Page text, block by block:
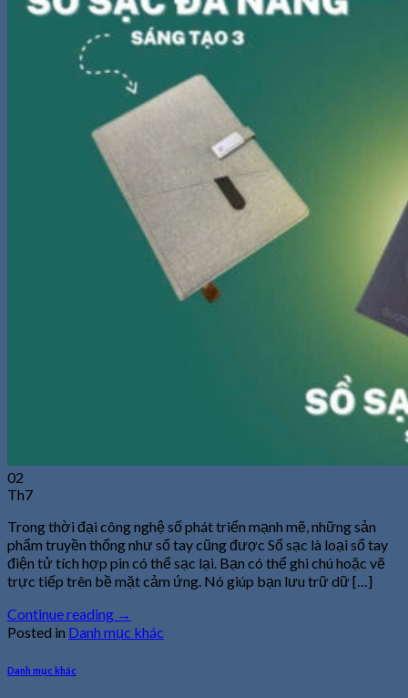
02
Th7
Trong thời đại công nghệ số phát triển mạnh mẽ, những sản
phẩm truyền thống như sổ tay cũng được Sổ sạc là loại sổ tay
điện tử tích hợp pin có thể sạc lại. Bạn có thể ghi chú hoặc vẽ
trực tiếp trên bề mặt cảm ứng. Nó giúp bạn lưu trữ dữ […]
Continue reading →
Posted in Danh mục khác
Danh mục khác